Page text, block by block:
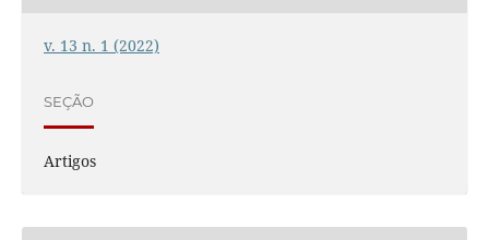
v. 13 n. 1 (2022)
SEÇÃO
Artigos